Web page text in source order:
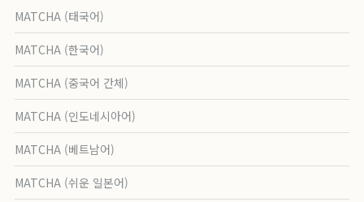
MATCHA (태국어)
MATCHA (한국어)
MATCHA (중국어 간체)
MATCHA (인도네시아어)
MATCHA (베트남어)
MATCHA (쉬운 일본어)